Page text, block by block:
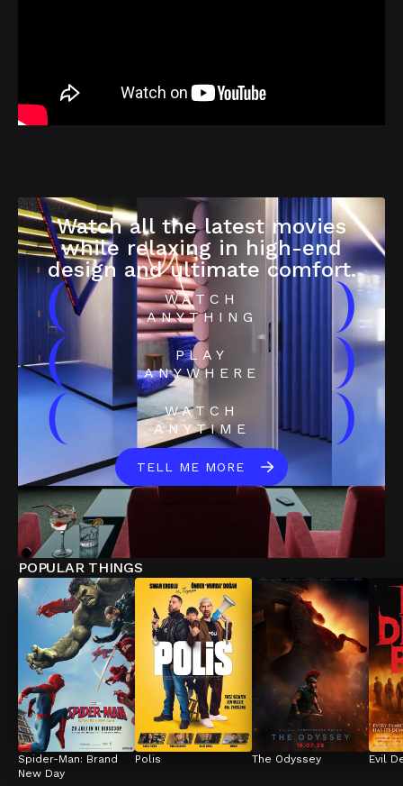
Watch all the latest movies
while relaxing in high-end
design and ultimate comfort.
(
WATCH
ANYTHING
)
(
PLAY
ANYWHERE
)
(
WATCH
ANYTIME
)
TELL ME MORE
POPULAR THINGS
Spider-Man: Brand
New Day
Polis The Odyssey Evil